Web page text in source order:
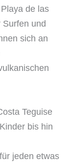
de las
und
sich an
Teguise
bis hin
jeden etwas